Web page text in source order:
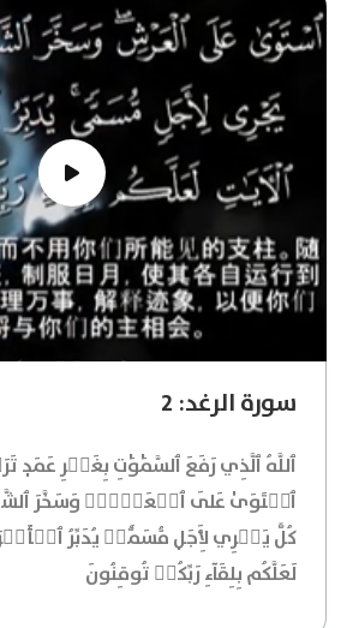
سورة الرغد: 2
ٱللَّهُ ٱلَّذِي رَفَعَ ٱلسَّمَٰوَٰتِ بِغَيۡرِ
ٱسۡتَوَىٰ عَلَى ٱلۡعَرۡشِۖ وَسَخَّرَ
كُلّٞ يَجۡرِي لِأَجَلٖ مُّسَمّٗىۚ يُدَبِّرُ
لَعَلَّكُم بِلِقَآءِ رَبِّكُمۡ تُوقِنُونَ